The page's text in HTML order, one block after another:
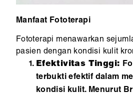
Manfaat Fototerapi
Fototerapi menawarkan
pasien dengan kondisi kulit
Efektivitas Tinggi:
terbukti efektif dalam
kondisi kulit. Menurut